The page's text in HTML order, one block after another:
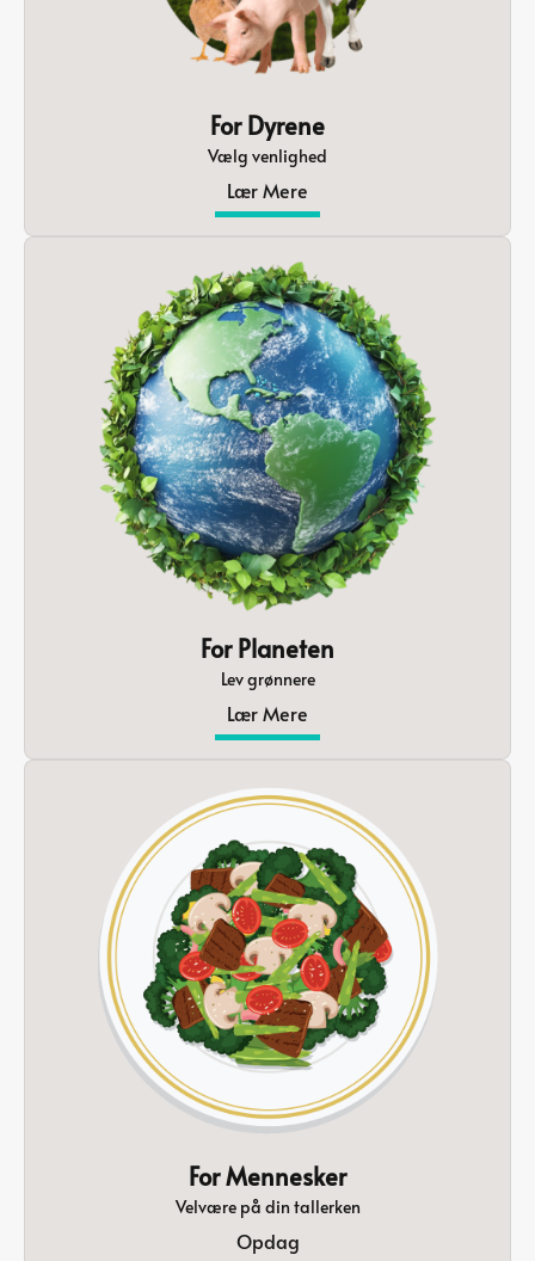
For Dyrene
Vælg venlighed
Lær Mere
For Planeten
Lev grønnere
Lær Mere
For Mennesker
Velvære på din tallerken
Opdag